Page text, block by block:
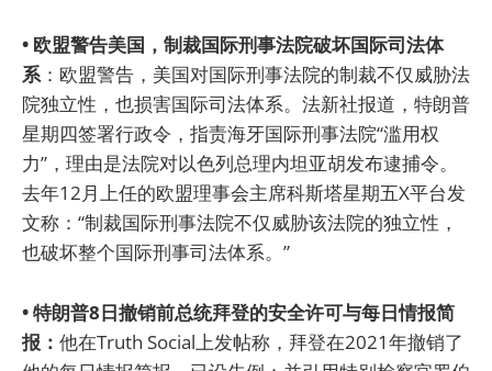
• 欧盟警告美国，制裁国际刑事法院破坏国际司法体
系：欧盟警告，美国对国际刑事法院的制裁不仅威胁法
院独立性，也损害国际司法体系。法新社报道，特朗普
星期四签署行政令，指责海牙国际刑事法院“滥用权
力”，理由是法院对以色列总理内坦亚胡发布逮捕令。
去年12月上任的欧盟理事会主席科斯塔星期五X平台发
文称：“制裁国际刑事法院不仅威胁该法院的独立性，
也破坏整个国际刑事司法体系。”
• 特朗普8日撤销前总统拜登的安全许可与每日情报简
报： 他在Truth Social上发帖称，拜登在2021年撤销了